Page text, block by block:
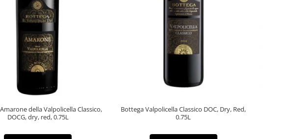
della Valpolicella Classico,
DOCG, dry, red, 0.75L
Bottega Valpolicella Classico DOC, Dry, Red,
0.75L